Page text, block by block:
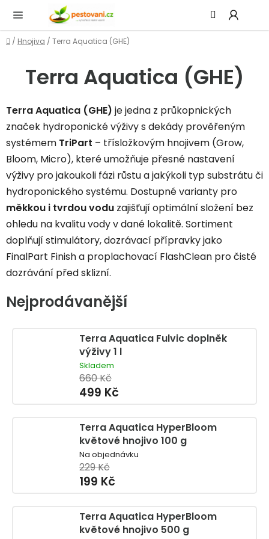
obsah
Domů
/ Hnojiva / Terra Aquatica (GHE)
Terra Aquatica (GHE)
Terra Aquatica (GHE) je jedna z průkopnických
značek hydroponické výživy s dekády prověřeným
systémem TriPart – třísložkovým hnojivem (Grow,
Bloom, Micro), které umožňuje přesné nastavení
výživy pro jakoukoli fázi růstu a jakýkoli typ substrátu či
hydroponického systému. Dostupné varianty pro
měkkou i tvrdou vodu zajišťují optimální složení bez
ohledu na kvalitu vody v dané lokalitě. Sortiment
doplňují stimulátory, dozrávací přípravky jako
FinalPart Finish a proplachovací FlashClean pro čisté
dozrávání před sklizní.
Nejprodávanější
Terra Aquatica Fulvic doplněk
výživy 1 l
Skladem
499 Kč
660 Kč
Terra Aquatica HyperBloom
květové hnojivo 100 g
Na objednávku
199 Kč
229 Kč
Terra Aquatica HyperBloom
květové hnojivo 500 g